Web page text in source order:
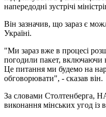
напередодні зустрічі
Він зазначив, що зараз є
Україні.
"Ми зараз вже в процесі
погодили пакет, включаючи
Це питання ми будемо на
обговорювати", - сказав він.
За словами Столтенберга,
виконання мінських угод із